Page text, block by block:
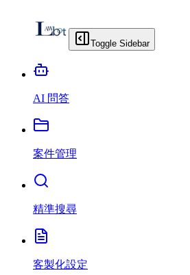
Toggle Sidebar
AI 問答
案件管理
精準搜尋
客製化設定